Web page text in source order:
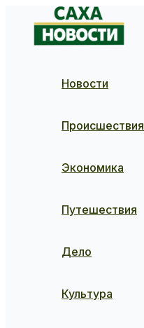
содержимому
Новости
Происшествия
Экономика
Путешествия
Дело
Культура